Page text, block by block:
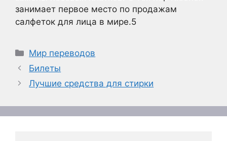
занимает первое место по продажам
салфеток для лица в мире.5
Рубрики
Мир переводов
Билеты
Лучшие средства для стирки